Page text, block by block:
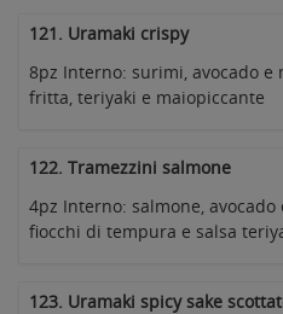
121. Uramaki crispy
8pz Interno: surimi, avocado e
fritta, teriyaki e maiopiccante
122. Tramezzini salmone
4pz Interno: salmone,
fiocchi di tempura e salsa
123. Uramaki spicy sake